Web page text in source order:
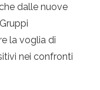
dalle nuove
la voglia di
nei confronti